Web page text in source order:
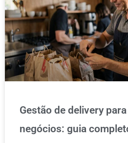
Gestão de delivery
negócios: guia